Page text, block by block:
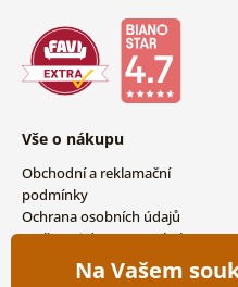
Vše o nákupu
Obchodní a reklamační
podmínky
Ochrana osobních údajů
Možnosti dopravy a platby
Vrácení zbožíNa Vašem